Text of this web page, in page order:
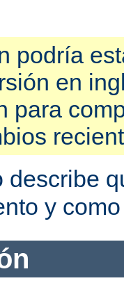
podría
en
para
describe
y